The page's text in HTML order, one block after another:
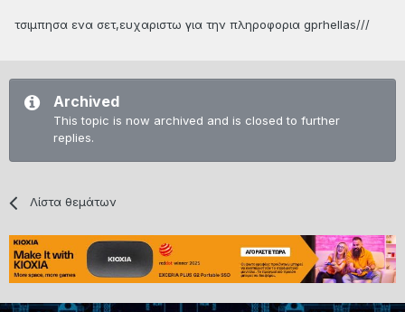
τσιμπησα ενα σετ,ευχαριστω για την πληροφορια gprhellas///
Archived
This topic is now archived and is closed to further
replies.
Λίστα θεμάτων